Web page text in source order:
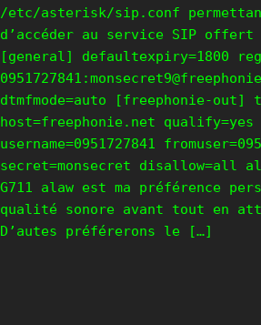
/etc/asterisk/sip.conf
d’accéder au service SIP offert
[general] defaultexpiry=1800
dtmfmode=auto [freephonie-out]
host=freephonie.net qualify=yes
username=0951727841
secret=monsecret disallow=all
G711 alaw est ma préférence
qualité sonore avant tout en
D’autes préférerons le […]